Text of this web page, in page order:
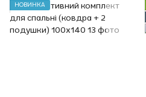
НОВИНКА